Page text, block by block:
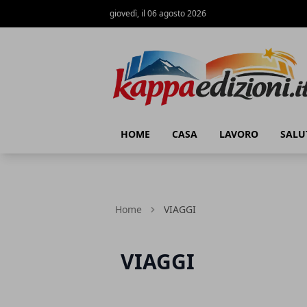
giovedì, il 06 agosto 2026
HOME CASA LAVORO
Home VIAGGI
VIAGGI